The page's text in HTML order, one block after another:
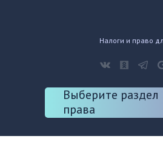
Налоги и право
Выберите раздел
права